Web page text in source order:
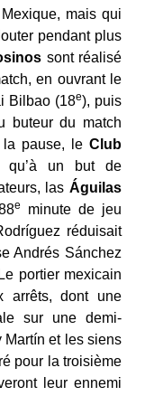
mais qui
pendant plus
sont réalisé
en ouvrant le
Bilbao (18e), puis
buteur du match
pause, le Club
qu’à un but de
las Águilas
e
minute de jeu
réduisait
Andrés Sánchez
portier mexicain
arrêts, dont une
sur une demi-
Martín et les siens
pour la troisième
leur ennemi